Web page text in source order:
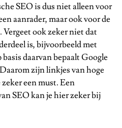
SEO is dus niet alleen voor
aanrader, maar ook voor de
ook zeker niet dat
is, bijvoorbeeld met
daarvan bepaalt Google
zijn linkjes van hoge
een must. Een
SEO kan je hier zeker bij